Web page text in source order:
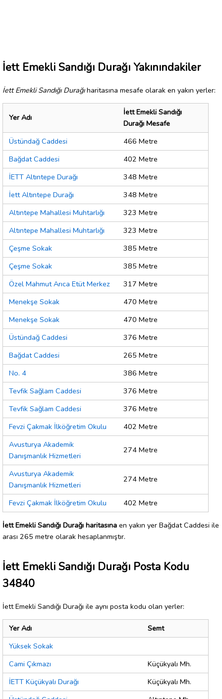
İett Emekli Sandığı Durağı Yakınındakiler
İett Emekli Sandığı Durağıharitasına mesafe olarak en yakın yerler:
Yer Adı
İett Emekli Sandığı
Durağı Mesafe
Üstündağ Caddesi
466 Metre
Bağdat Caddesi
402 Metre
İETT Altıntepe Durağı
348 Metre
İett Altıntepe Durağı
348 Metre
Altıntepe Mahallesi Muhtarlığı
323 Metre
Altıntepe Mahallesi Muhtarlığı
323 Metre
Çeşme Sokak
385 Metre
Çeşme Sokak
385 Metre
Özel Mahmut Arıca Etüt Merkez
317 Metre
Menekşe Sokak
470 Metre
Menekşe Sokak
470 Metre
Üstündağ Caddesi
376 Metre
Bağdat Caddesi
265 Metre
No. 4
386 Metre
Tevfik Sağlam Caddesi
376 Metre
Tevfik Sağlam Caddesi
376 Metre
Fevzi Çakmak İlköğretim Okulu
402 Metre
Avusturya Akademik
Danışmanlık Hizmetleri
274 Metre
Avusturya Akademik
Danışmanlık Hizmetleri
274 Metre
Fevzi Çakmak İlköğretim Okulu 402 Metre
İett Emekli Sandığı Durağı haritasına en yakın yer Bağdat Caddesi ile
arası 265 metre olarak hesaplanmıştır.
İett Emekli Sandığı Durağı Posta Kodu
34840
İett Emekli Sandığı Durağı ile aynı posta kodu olan yerler:
Yer Adı
Semt
Yüksek Sokak
Cami Çıkmazı
Küçükyalı Mh.
İETT Küçükyalı Durağı
Küçükyalı Mh.